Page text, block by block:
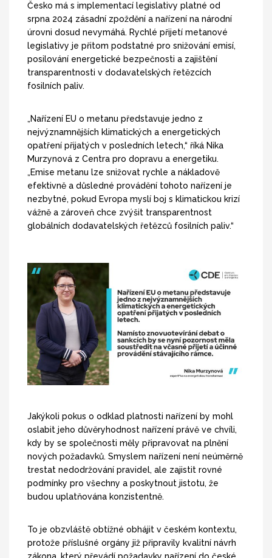
Česko má s implementací legislativy platné od
srpna 2024 zásadní zpoždění a nařízení na národní
úrovni dosud nevymáhá. Rychlé přijetí metanové
legislativy je přitom podstatné pro snižování emisí,
posilování energetické bezpečnosti a zajištění
transparentnosti v dodavatelských řetězcích
fosilních paliv.
„Nařízení EU o metanu představuje jedno z
nejvýznamnějších klimatických a energetických
opatření přijatých v posledních letech,“ říká Nika
Murzynová z Centra pro dopravu a energetiku.
„Emise metanu lze snižovat rychle a nákladově
efektivně a důsledné provádění tohoto nařízení je
nezbytné, pokud Evropa myslí boj s klimatickou krizí
vážně a zároveň chce zvýšit transparentnost
globálních dodavatelských řetězců fosilních paliv.“
Jakýkoli pokus o odklad platnosti nařízení by mohl
oslabit jeho důvěryhodnost nařízení právě ve chvíli,
kdy by se společnosti měly připravovat na plnění
nových požadavků. Smyslem nařízení není neúměrně
trestat nedodržování pravidel, ale zajistit rovné
podmínky pro všechny a poskytnout jistotu, že
budou uplatňována konzistentně.
To je obzvláště obtížné obhájit v českém kontextu,
protože příslušné orgány již připravily kvalitní návrh